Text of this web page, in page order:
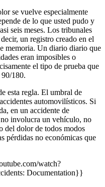
se vuelve especialmente
de lo que usted pudo y
seis meses. Los tribunales
un registro creado en el
memoria. Un diario diario que
eran imposibles o
el tipo de prueba que
180.
esta regla. El umbral de
automovilísticos. Si
en un accidente de
involucra un vehículo, no
del dolor de todos modos
pérdidas no económicas que
watch?
Documentation}}